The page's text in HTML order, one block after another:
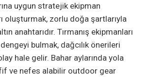
uygun stratejik ekipman
oluşturmak, zorlu doğa şartlarıyla
anahtarıdır. Tırmanış ekipmanları
bulmak, dağcılık önerileri
hale gelir. Bahar aylarında yola
ve nefes alabilir outdoor gear